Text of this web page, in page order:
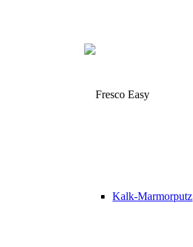
Kalk-Marmorputz